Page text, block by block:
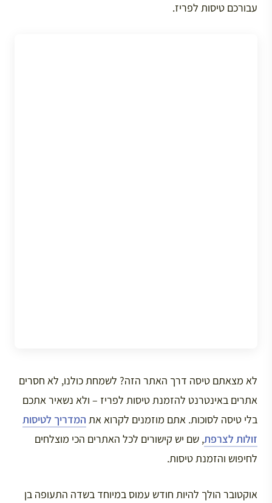
עבורכם טיסות לפריז.
לא מצאתם טיסה דרך האתר הזה? לשמחת כולנו, לא חסרים
אתרים באינטרנט להזמנת טיסות לפריז – ולא נשאיר אתכם
בלי טיסה לסוכות. אתם מוזמנים לקרוא את המדריך לטיסות
זולות לצרפת, שם יש קישורים לכל האתרים הכי מוצלחים
לחיפוש והזמנת טיסות.
אוקטובר הולך להיות חודש עמוס במיוחד בשדה התעופה בן